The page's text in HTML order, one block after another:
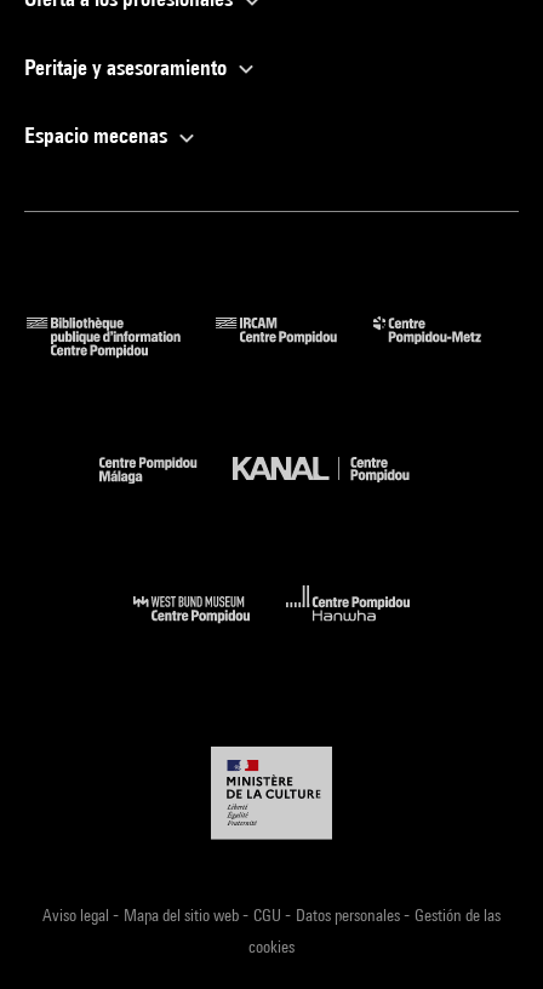
Peritaje y asesoramiento
Espacio mecenas
Aviso legal - Mapa del sitio web- CGU - Datos personales- Gestión de las
cookies